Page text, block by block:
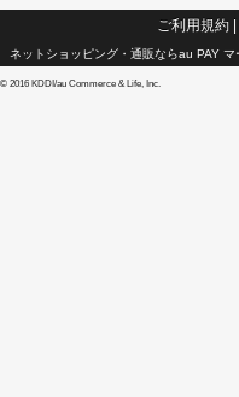
ご利用規約|
ネットショッピング・通販ならau PAY マ
© 2016 KDDI/au Commerce & Life, Inc.